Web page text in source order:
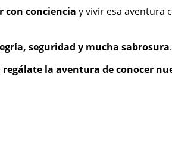
con conciencia y vivir esa aventura
seguridad y mucha sabrosura.
regálate la aventura de conocer